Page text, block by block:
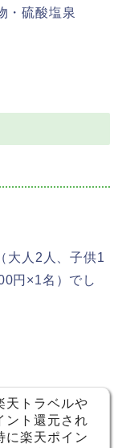
・硫酸塩泉
大人2人、子供1
円×1名）でし
天トラベルや
ント還元され
に楽天ポイン